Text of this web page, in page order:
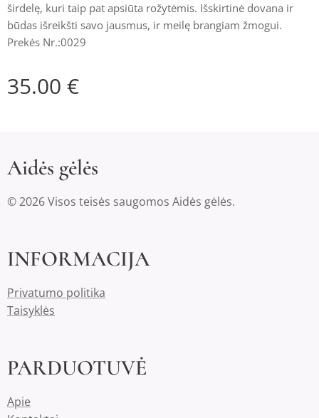
širdelę, kuri taip pat apsiūta rožytėmis. Išskirtinė dovana ir
būdas išreikšti savo jausmus, ir meilę brangiam žmogui.
Prekės Nr.:0029
35.00 €
Aidės gėlės
© 2026 Visos teisės saugomos Aidės gėlės.
INFORMACIJA
Privatumo politika
Taisyklės
PARDUOTUVĖ
Apie